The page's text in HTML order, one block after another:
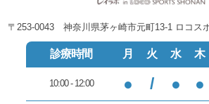
〒253-0043 神奈川県茅ヶ崎市元町13-1 ロコス
診療時間 月 火 水 木
10:00 - 12:00 ● / ● ●